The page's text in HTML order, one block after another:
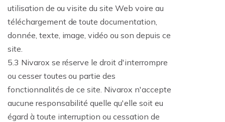
utilisation de ou visite du site Web voire au
téléchargement de toute documentation,
donnée, texte, image, vidéo ou son depuis ce
site.
5.3 Nivarox se réserve le droit d'interrompre
ou cesser toutes ou partie des
fonctionnalités de ce site. Nivarox n'accepte
aucune responsabilité quelle qu'elle soit eu
égard à toute interruption ou cessation de